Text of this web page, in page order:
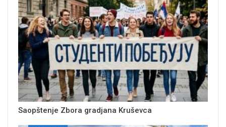
Saopštenje Zbora gradjana Kruševca